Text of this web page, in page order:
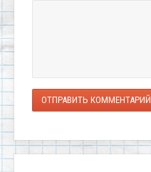
ОТПРАВИТЬ КОММЕНТАРИЙ